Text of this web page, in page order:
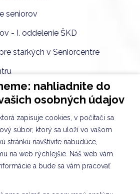
seniorov
- I. oddelenie ŠKD
starkých v Seniorcentre
CLIL v ŠKD
bazár
III. oddelenie ŠKD
III. oddelenie ŠKD
nahliadnite do
osobných údajov
zapisuje cookies, v počítači sa
súbor, ktorý sa uloží vo vašom
stránku navštívite nabudúce,
na web rýchlejšie. Náš web vám
a bude sa vám pracovať